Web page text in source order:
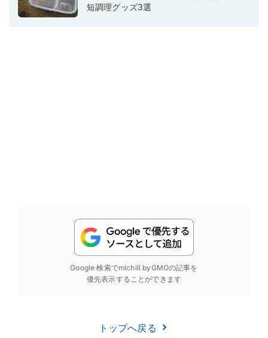
短調理グッズ3選
Google 検索でmichill byGMOの記事を
優先表示することができます
トップへ戻る